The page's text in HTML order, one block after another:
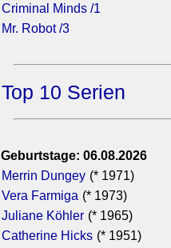
Criminal Minds /1
Mr. Robot /3
Top 10 Serien
Geburtstage: 06.08.2026
Merrin Dungey (* 1971)
Vera Farmiga (* 1973)
Juliane Köhler (* 1965)
Catherine Hicks (* 1951)